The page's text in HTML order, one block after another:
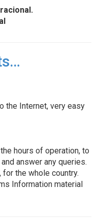
the Internet, very easy
hours of operation, to
answer any queries.
the whole country.
Information material